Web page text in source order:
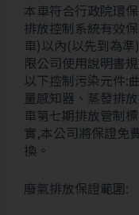
本車符合行政院環
排放控制系統有效
車)以內(以先到為
限公司使用說明書
以下控制污染元件:
量感知器、蒸發排
車第七期排放管制
實,本公司將保證免
換。
廢氣排放保證範圍: